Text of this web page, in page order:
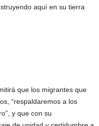
aquí en su tierra
que los migrantes que
“respaldaremos a los
y que con su